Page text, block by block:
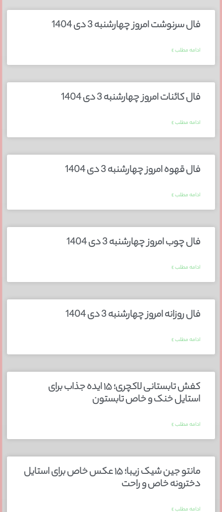
فال سرنوشت امروز چهارشنبه 3 دی 1404
ادامه مطلب »
فال کائنات امروز چهارشنبه 3 دی 1404
ادامه مطلب »
فال قهوه امروز چهارشنبه 3 دی 1404
ادامه مطلب »
فال چوب امروز چهارشنبه 3 دی 1404
ادامه مطلب »
فال روزانه امروز چهارشنبه 3 دی 1404
ادامه مطلب »
کفش تابستانی لاکچری؛ ۱۵ ایده‌ جذاب برای
استایل خنک و خاص تابستون
ادامه مطلب »
مانتو جین شیک زیبا؛ ۱۵ عکس خاص برای استایل
دخترونه خاص و راحت
ادامه مطلب »